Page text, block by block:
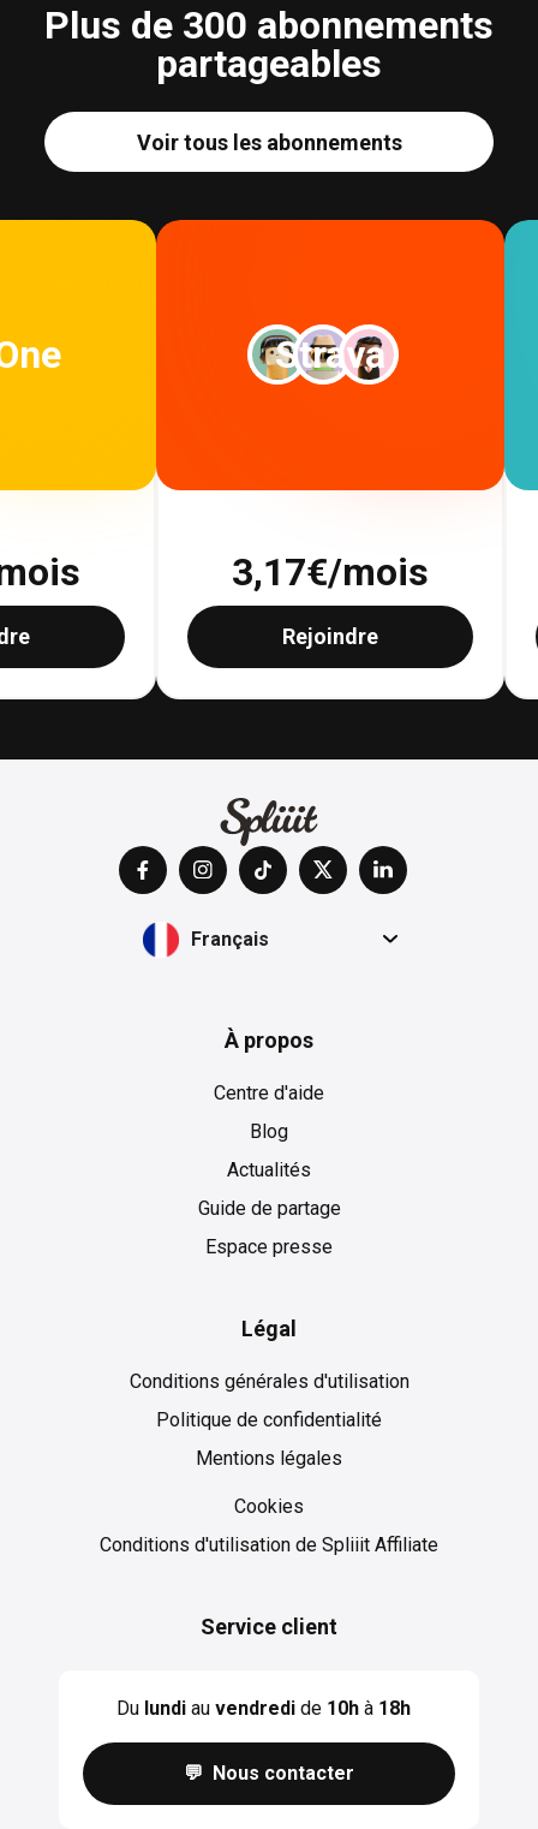
Plus de 300 abonnements
partageables
Voir tous les abonnements
Strava
3,17€/mois
Rejoindre
Français
À propos
Centre d'aide
Blog
Actualités
Guide de partage
Espace presse
Légal
Conditions générales d'utilisation
Politique de confidentialité
Mentions légales
Cookies
Conditions d'utilisation de Spliiit Affiliate
Service client
Du lundiau vendredide 10hà 18h
💬 Nous contacter